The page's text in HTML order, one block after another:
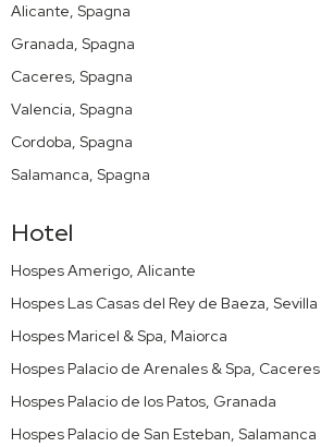
Alicante, Spagna
Granada, Spagna
Caceres, Spagna
Valencia, Spagna
Cordoba, Spagna
Salamanca, Spagna
Hotel
Hospes Amerigo, Alicante
Hospes Las Casas del Rey de Baeza, Sevilla
Hospes Maricel & Spa, Maiorca
Hospes Palacio de Arenales & Spa, Caceres
Hospes Palacio de los Patos, Granada
Hospes Palacio de San Esteban, Salamanca